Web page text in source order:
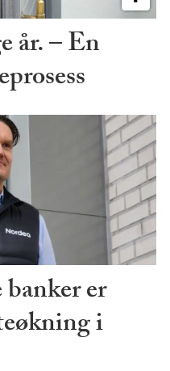
år. – En
er
i